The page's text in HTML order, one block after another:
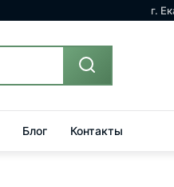
г.
Блог Контакты